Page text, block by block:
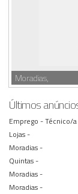
Moradias,
Últimos
Emprego -Técnico/
Lojas -
Moradias -
Quintas -
Moradias -
Moradias -